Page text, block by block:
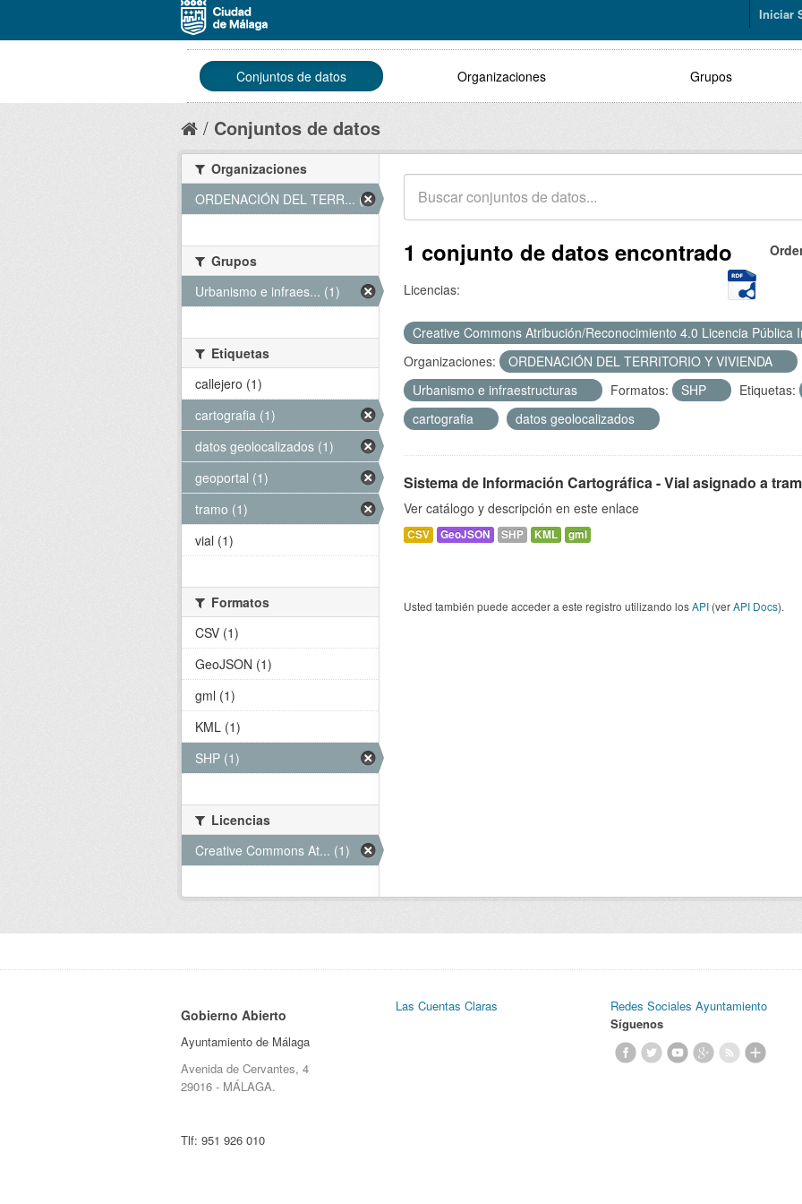
Iniciar
Conjuntos de datos Organizaciones Grupos
Conjuntos de datos
1 conjunto de datos encontrado
Licencias:
Creative Commons Atribución/Reconocimiento 4.0 Licencia
Organizaciones:
ORDENACIÓN DEL TERRITORIO Y VIVIENDA
Urbanismo e infraestructuras
Formatos: SHP
Etiquetas:
cartografia
datos geolocalizados
Sistema de Información Cartográfica - Vial asignado a
Ver catálogo y descripción en este enlace
CSV GeoJSON SHP KML gml
Usted también puede acceder a este registro utilizando losAPI (verAPI Docs).
Organizaciones
ORDENACIÓN DEL TERR... (1)
Grupos
Urbanismo e infraes... (1)
Etiquetas
callejero (1)
cartografia (1)
datos geolocalizados (1)
geoportal (1)
tramo (1)
vial (1)
Formatos
CSV (1)
GeoJSON (1)
gml (1)
KML (1)
SHP (1)
Licencias
Creative Commons At... (1)
Gobierno Abierto
Ayuntamiento de Málaga
Avenida de Cervantes, 4
29016 - MÁLAGA.
Tlf: 951 926 010
Las Cuentas Claras
Redes Sociales Ayuntamiento
Síguenos